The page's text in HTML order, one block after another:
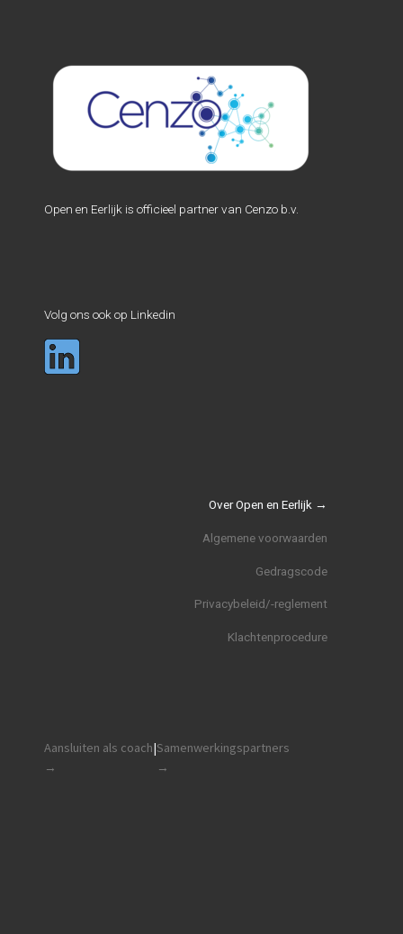
Open en Eerlijk is officieel partner van Cenzo b.v.
Volg ons ook op Linkedin
Over Open en Eerlijk →
Algemene voorwaarden
Gedragscode
Privacybeleid/-reglement
Klachtenprocedure
Aansluiten als coach
→
|Samenwerkingspartners
→